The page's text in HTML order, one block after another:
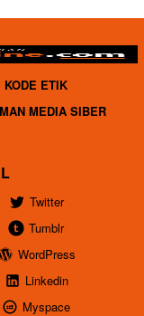
KODE ETIK
MEDIA SIBER
Twitter
Tumblr
WordPress
Linkedin
Myspace